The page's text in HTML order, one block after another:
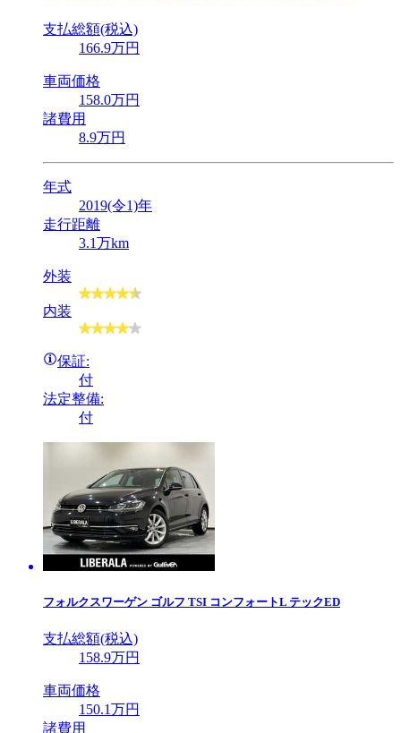
支払総額(税込)
166.9万円
車両価格
158.0万円
諸費用
8.9万円
年式
2019(令1)年
走行距離
3.1万km
外装
内装
保証:
付
法定整備:
付
フォルクスワーゲン ゴルフ TSI コンフォートL テックED
支払総額(税込)
158.9万円
車両価格
150.1万円
諸費用